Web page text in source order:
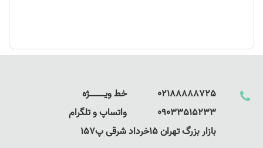
02188888725 خط ویـــــــــــــژه
09033515233 واتساپ و تلگرام
بازار بزرگ تهران 15خرداد شرقی پ157